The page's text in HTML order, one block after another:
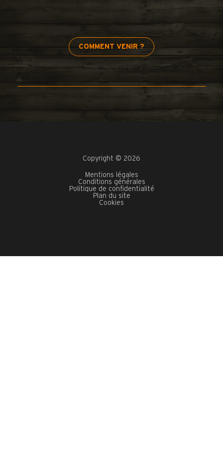
COMMENT VENIR ?
Copyright © 2026
Mentions légales
Conditions générales
Politique de confidentialité
Plan du site
Cookies